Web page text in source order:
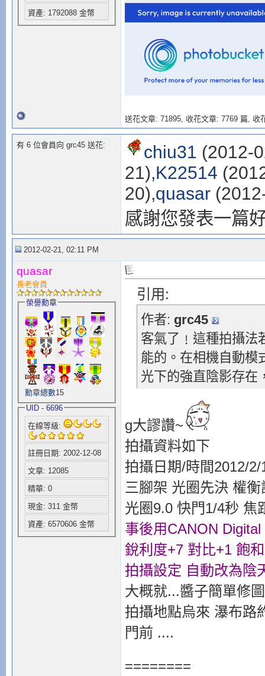
資產: 1792088 金幣
送花文章: 71895, 收花文章: 7769 篇, 收
有 6 位會員向 grc45 送花: chiu31 (2012-
21),K22514
20),quasar
感謝您發表一篇
2012-02-21, 02:11 PM
quasar
長老會員
榮譽勳章
勳章總數15
UID - 6696
在線等級:
註冊日期: 2002-12-08
文章: 12085
精華: 0
現金: 311 金幣
資產: 6570606 金幣
引用:
作者: grc45
客氣了﹗這種拍攝法
能的。在相機自動模
光下的強直陰影存在
g大謬讚~
拍攝資料如下
拍攝日期/時間2012/
三腳架 光圈先決 權
光圈9.0 快門1/4秒 焦
事後用CANON
銳利度+7 對比+1 飽
拍攝設定 自動改為陰
大概就...醬子簡單修
拍攝地點烏來 瀑布路
門前 ....
========